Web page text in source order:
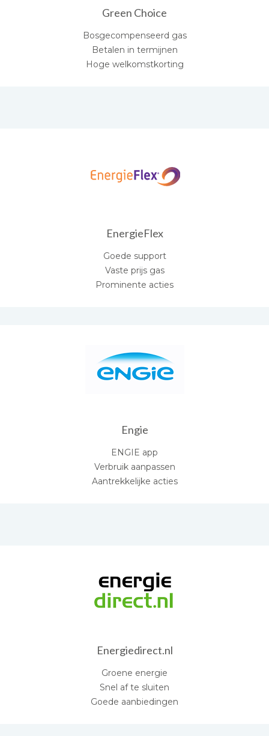
Green Choice
Bosgecompenseerd gas
Betalen in termijnen
Hoge welkomstkorting
EnergieFlex
Goede support
Vaste prijs gas
Prominente acties
Engie
ENGIE app
Verbruik aanpassen
Aantrekkelijke acties
Energiedirect.nl
Groene energie
Snel af te sluiten
Goede aanbiedingen